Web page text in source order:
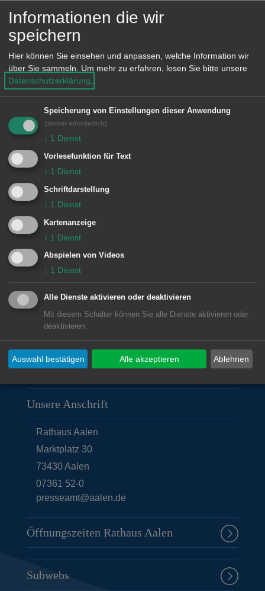
Einsatzverlauf:
Bei Eintreffen der Feuerwehr, waren
die Person im Aufzug befreit.
Besondere Vorkommnisse:
Einheiten Feuerwehr Aalen:
Zugführer vom Dienst
Bericht der
Unsere Anschrift
Rathaus Aalen
Marktplatz 30
73430Aalen
07361 52-0
presseamt@aalen.de
Öffnungszeiten Rathaus Aalen
Subwebs
Informationen die wir
speichern
Hier können Sie einsehen und anpassen, welche Information wir
über Sie sammeln. Um mehr zu erfahren, lesen Sie bitte unsere
Datenschutzerklärung.
Speicherung von Einstellungen dieser Anwendung
(immer erforderlich)
↓ 1 Dienst
Vorlesefunktion für Text
↓ 1 Dienst
Schriftdarstellung
↓ 1 Dienst
Kartenanzeige
↓ 1 Dienst
Abspielen von Videos
↓ 1 Dienst
Alle Dienste aktivieren oder deaktivieren
Mit diesem Schalter können Sie alle Dienste aktivieren oder
deaktivieren.
Ablehnen
Auswahl bestätigen Alle akzeptieren